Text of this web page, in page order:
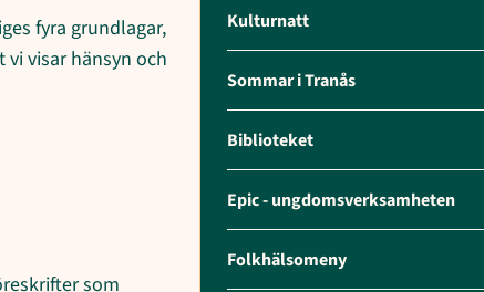
fyra grundlagar,
visar hänsyn och
som
Kulturnatt
Sommar i Tranås
Biblioteket
Epic - ungdomsverksamheten
Folkhälsomeny